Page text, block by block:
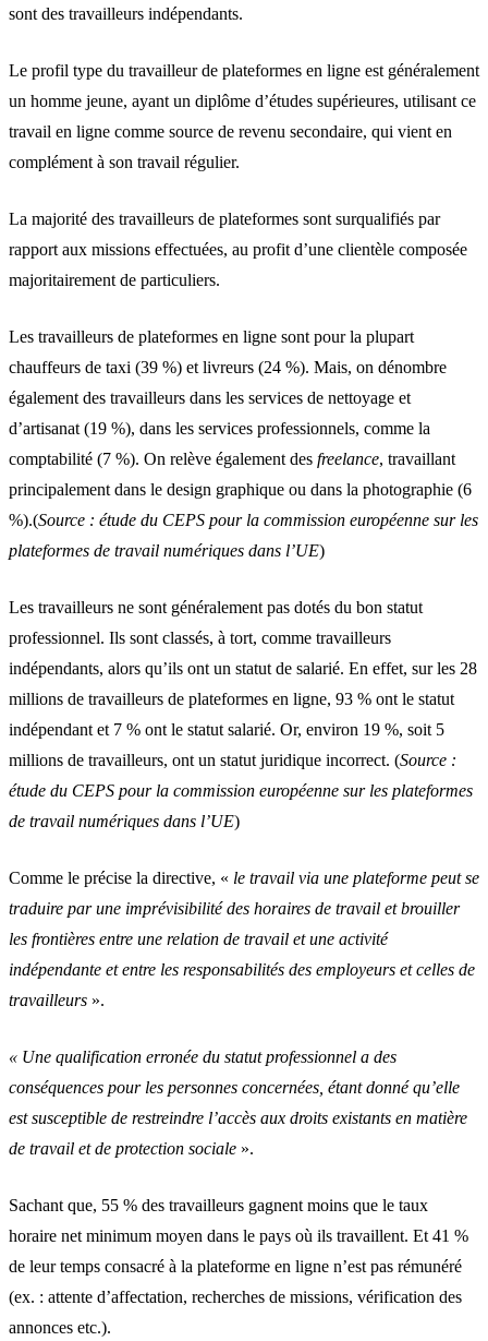
sont des travailleurs indépendants.
Le profil type du travailleur de plateformes en ligne est généralement
un homme jeune, ayant un diplôme d’études supérieures, utilisant ce
travail en ligne comme source de revenu secondaire, qui vient en
complément à son travail régulier.
La majorité des travailleurs de plateformes sont surqualifiés par
rapport aux missions effectuées, au profit d’une clientèle composée
majoritairement de particuliers.
Les travailleurs de plateformes en ligne sont pour la plupart
chauffeurs de taxi (39 %) et livreurs (24 %). Mais, on dénombre
également des travailleurs dans les services de nettoyage et
d’artisanat (19 %), dans les services professionnels, comme la
comptabilité (7 %). On relève également des freelance, travaillant
principalement dans le design graphique ou dans la photographie (6
%).(Source : étude du CEPS pour la commission européenne sur les
plateformes de travail numériques dans l’UE)
Les travailleurs ne sont généralement pas dotés du bon statut
professionnel. Ils sont classés, à tort, comme travailleurs
indépendants, alors qu’ils ont un statut de salarié. En effet, sur les 28
millions de travailleurs de plateformes en ligne, 93 % ont le statut
indépendant et 7 % ont le statut salarié. Or, environ 19 %, soit 5
millions de travailleurs, ont un statut juridique incorrect. (Source :
étude du CEPS pour la commission européenne sur les plateformes
de travail numériques dans l’UE)
Comme le précise la directive, « le travail via une plateforme peut se
traduire par une imprévisibilité des horaires de travail et brouiller
les frontières entre une relation de travail et une activité
indépendante et entre les responsabilités des employeurs et celles de
travailleurs ».
« Une qualification erronée du statut professionnel a des
conséquences pour les personnes concernées, étant donné qu’elle
est susceptible de restreindre l’accès aux droits existants en matière
de travail et de protection sociale ».
Sachant que, 55 % des travailleurs gagnent moins que le taux
horaire net minimum moyen dans le pays où ils travaillent. Et 41 %
de leur temps consacré à la plateforme en ligne n’est pas rémunéré
(ex. : attente d’affectation, recherches de missions, vérification des
annonces etc.).